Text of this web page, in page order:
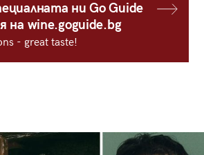
ни Go Guide
на wine.goguide.bg
- great taste!